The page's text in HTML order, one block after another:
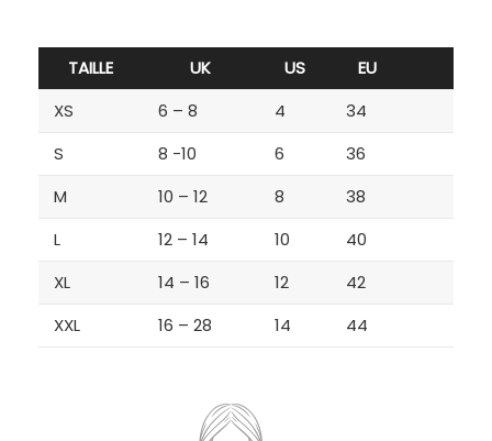
TAILLE UK US
EU
XS
6 – 8 4
34
S
8 -10 6
36
M
10 – 12 8
38
L
12 – 14 10
40
XL
14 – 16 12
42
XXL
16 – 28 14 44